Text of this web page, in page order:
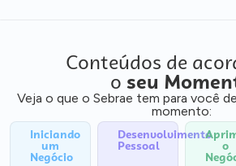
Conteúdos de
o seu
Veja o que o Sebrae tem para você
momento:
Iniciando
um
Negócio
Desenvolvimento
Pessoal o